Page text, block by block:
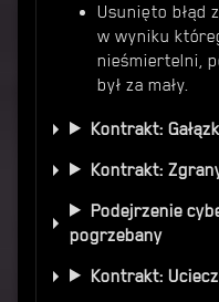
Usunięto błąd
w wyniku
nieśmiertelni,
był za mały.
Kontrakt:
Kontrakt:
Podejrzenie
pogrzebany
Kontrakt: